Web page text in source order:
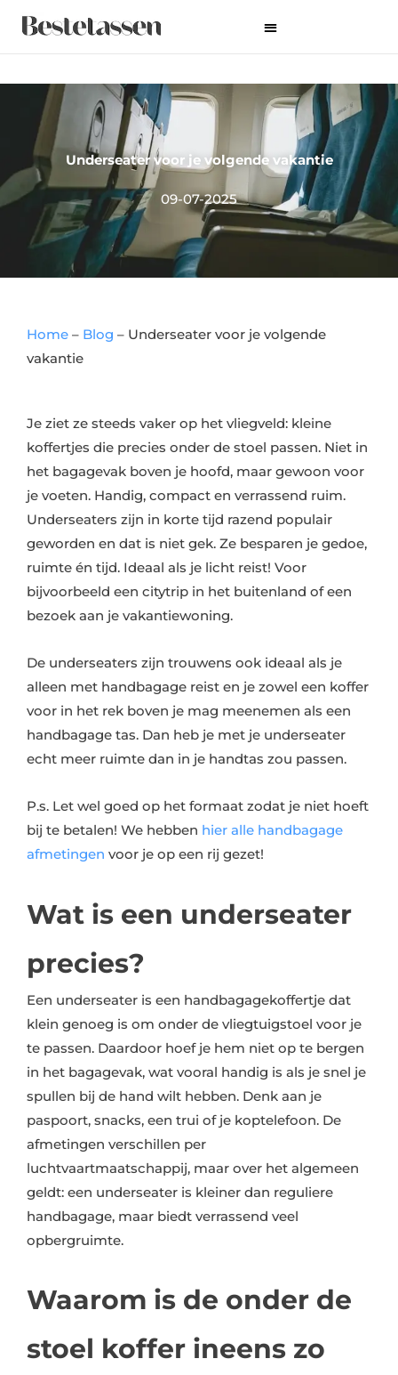
naar
de
inhoud
Underseater voor je volgende vakantie
09-07-2025
Home – Blog – Underseater voor je volgende
vakantie
Je ziet ze steeds vaker op het vliegveld: kleine
koffertjes die precies onder de stoel passen. Niet in
het bagagevak boven je hoofd, maar gewoon voor
je voeten. Handig, compact en verrassend ruim.
Underseaters zijn in korte tijd razend populair
geworden en dat is niet gek. Ze besparen je gedoe,
ruimte én tijd. Ideaal als je licht reist! Voor
bijvoorbeeld een citytrip in het buitenland of een
bezoek aan je vakantiewoning.
De underseaters zijn trouwens ook ideaal als je
alleen met handbagage reist en je zowel een koffer
voor in het rek boven je mag meenemen als een
handbagage tas. Dan heb je met je underseater
echt meer ruimte dan in je handtas zou passen.
P.s. Let wel goed op het formaat zodat je niet hoeft
bij te betalen! We hebben hier alle handbagage
afmetingen voor je op een rij gezet!
Wat is een underseater
precies?
Een underseater is een handbagagekoffertje dat
klein genoeg is om onder de vliegtuigstoel voor je
te passen. Daardoor hoef je hem niet op te bergen
in het bagagevak, wat vooral handig is als je snel je
spullen bij de hand wilt hebben. Denk aan je
paspoort, snacks, een trui of je koptelefoon. De
afmetingen verschillen per
luchtvaartmaatschappij, maar over het algemeen
geldt: een underseater is kleiner dan reguliere
handbagage, maar biedt verrassend veel
opbergruimte.
Waarom is de onder de
stoel koffer ineens zo